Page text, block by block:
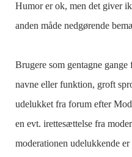
Humor er ok, men det giver
anden måde nedgørende
Brugere som gentagne
navne eller funktion, groft
udelukket fra forum efter
en evt. irettesættelse fra
moderationen udelukkende